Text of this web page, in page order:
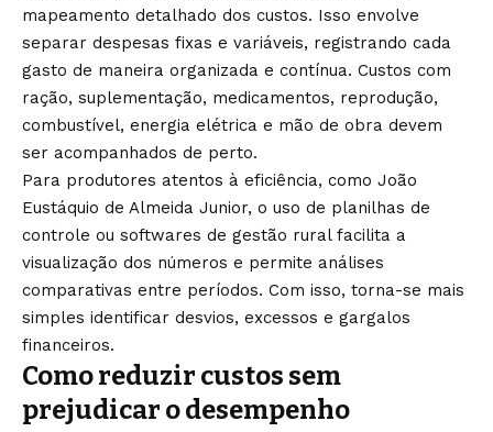
mapeamento detalhado dos custos. Isso envolve
separar despesas fixas e variáveis, registrando cada
gasto de maneira organizada e contínua. Custos com
ração, suplementação, medicamentos, reprodução,
combustível, energia elétrica e mão de obra devem
ser acompanhados de perto.
Para produtores atentos à eficiência, como João
Eustáquio de Almeida Junior, o uso de planilhas de
controle ou softwares de gestão rural facilita a
visualização dos números e permite análises
comparativas entre períodos. Com isso, torna-se mais
simples identificar desvios, excessos e gargalos
financeiros.
Como reduzir custos sem
prejudicar o desempenho